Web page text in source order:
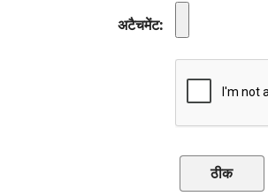
अटैचमेंट